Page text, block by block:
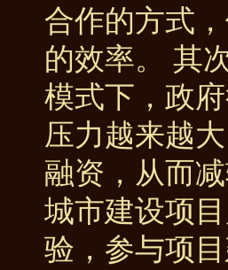
合作的方式
的效率。 其
模式下，政
压力越来越
融资，从而
城市建设项
验，参与项